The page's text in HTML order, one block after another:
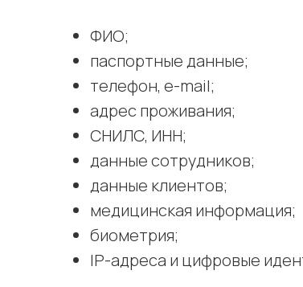
ФИО;
паспортные данные;
телефон, e-mail;
адрес проживания;
СНИЛС, ИНН;
данные сотрудников;
данные клиентов;
медицинская информация;
биометрия;
IP-адреса и цифровые